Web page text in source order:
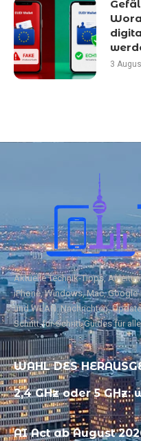
3
Aktuelle Technik‑Tipps,
iPhone, Windows, Mac,
und WLAN. Nachrichten,
Schritt‑für‑Schritt‑Guides für
WAHL DES
2,4 GHz oder 5
AI Act ab August